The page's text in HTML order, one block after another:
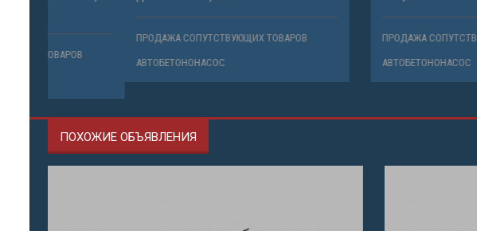
ПРОДАЖА СОПУТСТВУЮЩИХ ТОВАРОВ
АВТОБЕТОНОНАСОС
ПРОДАЖА СОПУТСТВУЮЩИХ ТОВАРОВ
АВТОБЕТОНОНАСОС
ПОХОЖИЕ ОБЪЯВЛЕНИЯ